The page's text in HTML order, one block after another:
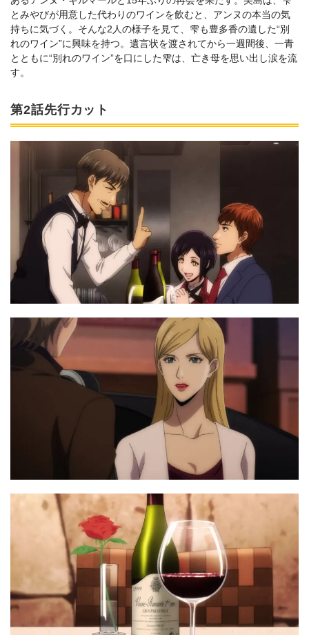
とみやびが用意した代わりのワインを飲むと、アンヌの本当の気
持ちに気づく。そんな2人の様子を見て、雫も豊多香の遺した“別
れのワイン”に興味を持つ。遺言状を渡されてから一週間後、一青
とともに“別れのワイン”を口にした雫は、亡き母を思い出し涙を流
す。
第2話先行カット